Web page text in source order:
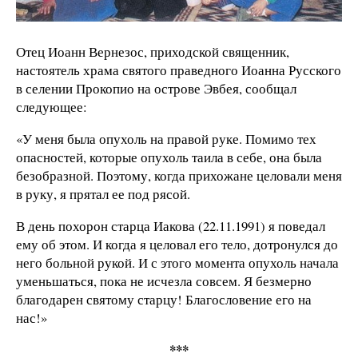
Отец Иоанн Вернезос, приходской священник,
настоятель храма святого праведного Иоанна Русского
в селении Прокопио на острове Эвбея, сообщал
следующее:
«У меня была опухоль на правой руке. Помимо тех
опасностей, которые опухоль таила в себе, она была
безобразной. Поэтому, когда прихожане целовали меня
в руку, я прятал ее под рясой.
В день похорон старца Иакова (22.11.1991) я поведал
ему об этом. И когда я целовал его тело, дотронулся до
него больной рукой. И с этого момента опухоль начала
уменьшаться, пока не исчезла совсем. Я безмерно
благодарен святому старцу! Благословение его на
нас!»
***